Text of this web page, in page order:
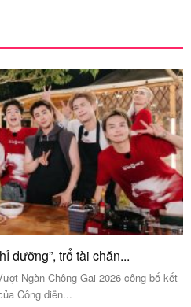
dưỡng”, trổ tài chăn...
Ngàn Chông Gai 2026 công bố kết
Công diễn...